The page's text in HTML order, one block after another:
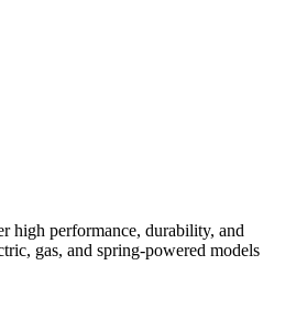
high performance, durability, and
gas, and spring-powered models